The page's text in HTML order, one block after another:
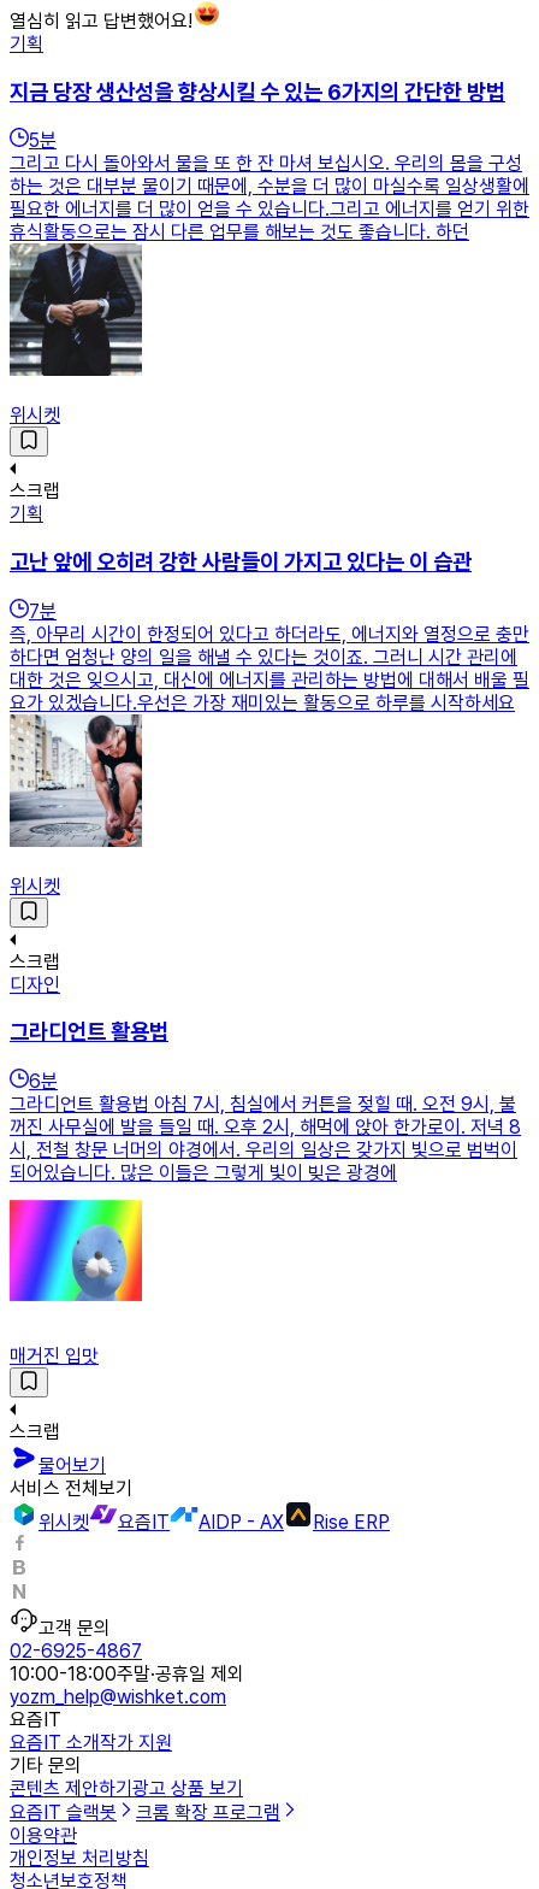
열심히 읽고 답변했어요!
기획
지금 당장 생산성을 향상시킬 수 있는 6가지의 간단한 방법
5분
그리고 다시 돌아와서 물을 또 한 잔 마셔 보십시오. 우리의 몸을 구성
하는 것은 대부분 물이기 때문에, 수분을 더 많이 마실수록 일상생활에
필요한 에너지를 더 많이 얻을 수 있습니다.그리고 에너지를 얻기 위한
휴식활동으로는 잠시 다른 업무를 해보는 것도 좋습니다. 하던
위시켓
스크랩
기획
고난 앞에 오히려 강한 사람들이 가지고 있다는 이 습관
7분
즉, 아무리 시간이 한정되어 있다고 하더라도, 에너지와 열정으로 충만
하다면 엄청난 양의 일을 해낼 수 있다는 것이죠. 그러니 시간 관리에
대한 것은 잊으시고, 대신에 에너지를 관리하는 방법에 대해서 배울 필
요가 있겠습니다.우선은 가장 재미있는 활동으로 하루를 시작하세요
위시켓
스크랩
디자인
그라디언트 활용법
6분
그라디언트 활용법 아침 7시, 침실에서 커튼을 젖힐 때. 오전 9시, 불
꺼진 사무실에 발을 들일 때. 오후 2시, 해먹에 앉아 한가로이. 저녁 8
시, 전철 창문 너머의 야경에서. 우리의 일상은 갖가지 빛으로 범벅이
되어있습니다. 많은 이들은 그렇게 빛이 빚은 광경에
매거진 입맛
스크랩
물어보기
서비스 전체보기
위시켓
요즘IT AIDP - AX Rise ERP
고객 문의
02-6925-4867
10:00-18:00주말·공휴일 제외
yozm_help@wishket.com
요즘IT
요즘IT 소개작가 지원
기타 문의
콘텐츠 제안하기 광고 상품 보기
요즘IT 슬랙봇
크롬 확장 프로그램
이용약관
개인정보 처리방침
청소년보호정책